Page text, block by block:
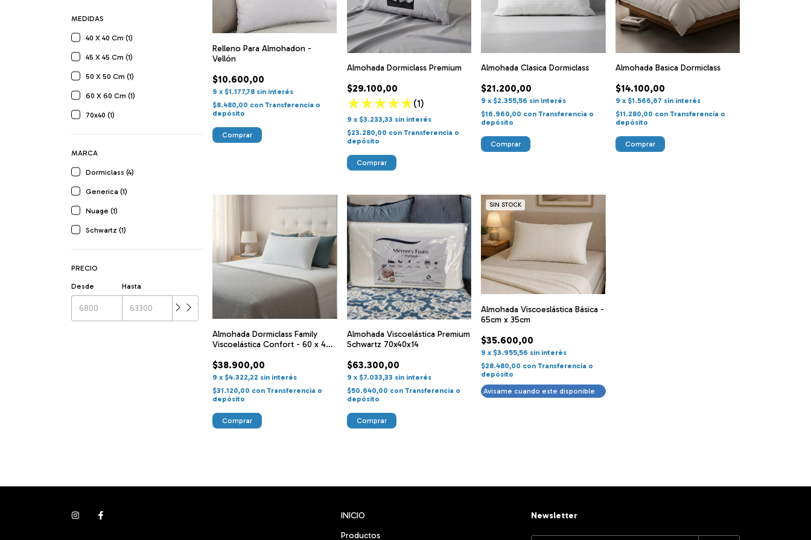
MEDIDAS
40 X 40 Cm (1)
45 X 45 Cm (1)
50 X 50 Cm (1)
60 X 60 Cm (1)
70x40 (1)
MARCA
Dormiclass (4)
Generica (1)
Nuage (1)
Schwartz (1)
PRECIO
Desde Hasta
Relleno Para Almohadon -
Vellón
$10.600,00
9 x $1.177,78 sin interés
$8.480,00 con Transferencia o
depósito
Comprar
Almohada Dormiclass Premium
$29.100,00
(1)
9 x $3.233,33 sin interés
$23.280,00 con Transferencia o
depósito
Almohada Clasica Dormiclass
$21.200,00
9 x $2.355,56 sin interés
$16.960,00 con Transferencia o
depósito
Almohada Basica Dormiclass
$14.100,00
9 x $1.566,67 sin interés
$11.280,00 con Transferencia o
depósito
Almohada Dormiclass Family
Viscoelástica Confort - 60 x 40
$38.900,00
9 x $4.322,22 sin interés
$31.120,00 con Transferencia o
depósito
Almohada Viscoelástica Premium
Schwartz 70x40x14
$63.300,00
9 x $7.033,33 sin interés
$50.640,00 con Transferencia o
depósito
Comprar
SIN STOCK
Almohada Viscoeslástica Básica -
65cm x 35cm
$35.600,00
9 x $3.955,56 sin interés
$28.480,00 con Transferencia o
depósito
Avisame cuando este disponible
INICIO
Productos
Newsletter